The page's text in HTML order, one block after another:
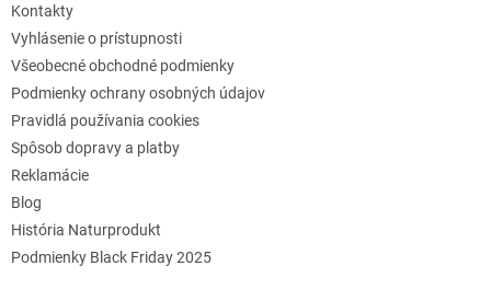
Kontakty
Vyhlásenie o prístupnosti
Všeobecné obchodné podmienky
Podmienky ochrany osobných údajov
Pravidlá používania cookies
Spôsob dopravy a platby
Reklamácie
Blog
História Naturprodukt
Podmienky Black Friday 2025